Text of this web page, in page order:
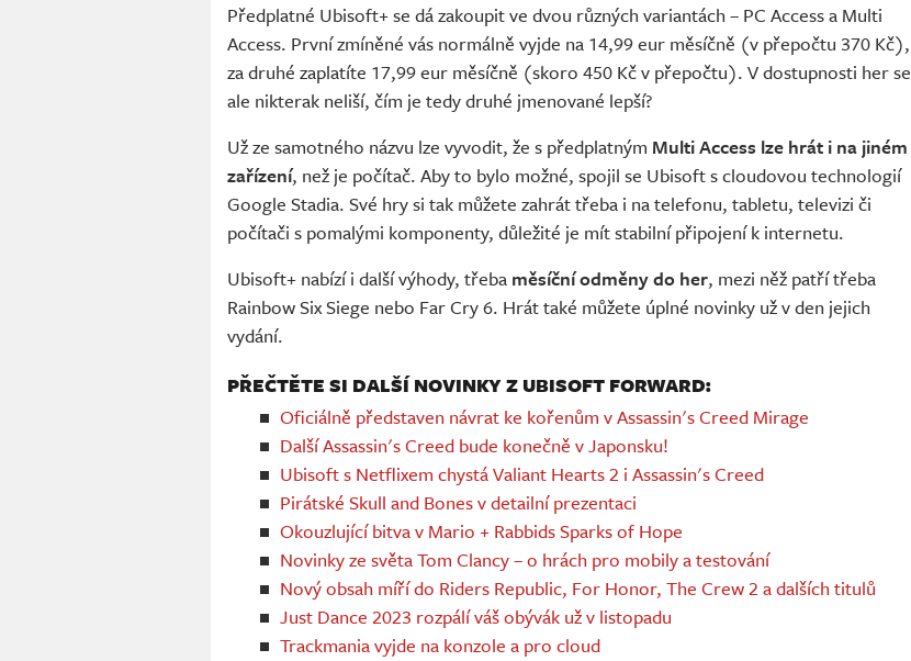
Předplatné Ubisoft+ se dá zakoupit ve dvou různých variantách – PC Access a Multi
Access. První zmíněné vás normálně vyjde na 14,99 eur měsíčně (v přepočtu 370 Kč),
za druhé zaplatíte 17,99 eur měsíčně (skoro 450 Kč v přepočtu). V dostupnosti her se
ale nikterak neliší, čím je tedy druhé jmenované lepší?
Už ze samotného názvu lze vyvodit, že s předplatným Multi Access lze hrát i na jiném
zařízení, než je počítač. Aby to bylo možné, spojil se Ubisoft s cloudovou technologií
Google Stadia. Své hry si tak můžete zahrát třeba i na telefonu, tabletu, televizi či
počítači s pomalými komponenty, důležité je mít stabilní připojení k internetu.
Ubisoft+ nabízí i další výhody, třeba měsíční odměny do her, mezi něž patří třeba
Rainbow Six Siege nebo Far Cry 6. Hrát také můžete úplné novinky už v den jejich
vydání.
PŘEČTĚTE SI DALŠÍ NOVINKY Z UBISOFT FORWARD:
Oficiálně představen návrat ke kořenům v Assassin's Creed Mirage
Další Assassin's Creed bude konečně v Japonsku!
Ubisoft s Netflixem chystá Valiant Hearts 2 i Assassin's Creed
Pirátské Skull and Bones v detailní prezentaci
Okouzlující bitva v Mario + Rabbids Sparks of Hope
Novinky ze světa Tom Clancy – o hrách pro mobily a testování
Nový obsah míří do Riders Republic, For Honor, The Crew 2 a dalších titulů
Just Dance 2023 rozpálí váš obývák už v listopadu
Trackmania vyjde na konzole a pro cloud